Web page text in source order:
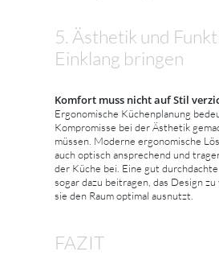
5. Ästhetik und
Einklang bringen
Komfort muss nicht auf Stil
Ergonomische Küchenplanung
Kompromisse bei der Ästhetik
müssen. Moderne ergonomische
auch optisch ansprechend und
der Küche bei. Eine gut
sogar dazu beitragen, das Design
sie den Raum optimal ausnutzt.
FAZIT